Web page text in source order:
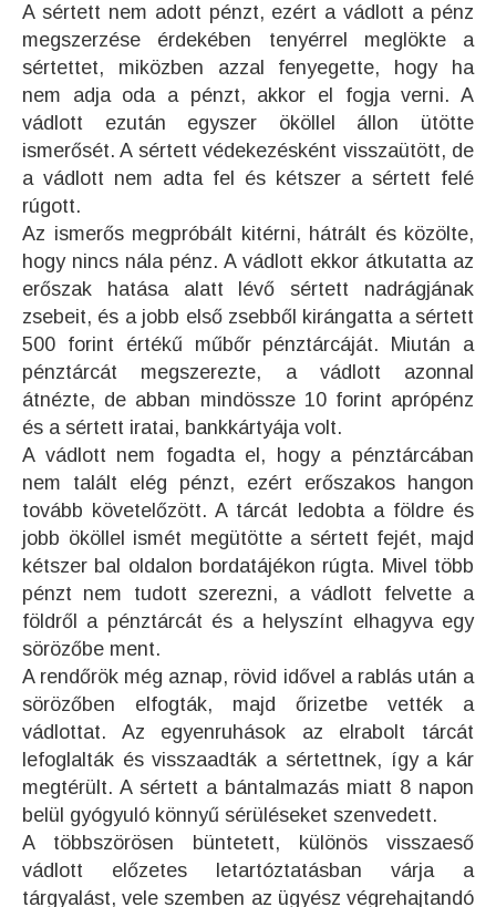
A sértett nem adott pénzt, ezért a vádlott a pénz
megszerzése érdekében tenyérrel meglökte a
sértettet, miközben azzal fenyegette, hogy ha
nem adja oda a pénzt, akkor el fogja verni. A
vádlott ezután egyszer ököllel állon ütötte
ismerősét. A sértett védekezésként visszaütött, de
a vádlott nem adta fel és kétszer a sértett felé
rúgott.
Az ismerős megpróbált kitérni, hátrált és közölte,
hogy nincs nála pénz. A vádlott ekkor átkutatta az
erőszak hatása alatt lévő sértett nadrágjának
zsebeit, és a jobb első zsebből kirángatta a sértett
500 forint értékű műbőr pénztárcáját. Miután a
pénztárcát megszerezte, a vádlott azonnal
átnézte, de abban mindössze 10 forint aprópénz
és a sértett iratai, bankkártyája volt.
A vádlott nem fogadta el, hogy a pénztárcában
nem talált elég pénzt, ezért erőszakos hangon
tovább követelőzött. A tárcát ledobta a földre és
jobb ököllel ismét megütötte a sértett fejét, majd
kétszer bal oldalon bordatájékon rúgta. Mivel több
pénzt nem tudott szerezni, a vádlott felvette a
földről a pénztárcát és a helyszínt elhagyva egy
sörözőbe ment.
A rendőrök még aznap, rövid idővel a rablás után a
sörözőben elfogták, majd őrizetbe vették a
vádlottat. Az egyenruhások az elrabolt tárcát
lefoglalták és visszaadták a sértettnek, így a kár
megtérült. A sértett a bántalmazás miatt 8 napon
belül gyógyuló könnyű sérüléseket szenvedett.
A többszörösen büntetett, különös visszaeső
vádlott előzetes letartóztatásban várja a
tárgyalást, vele szemben az ügyész végrehajtandó